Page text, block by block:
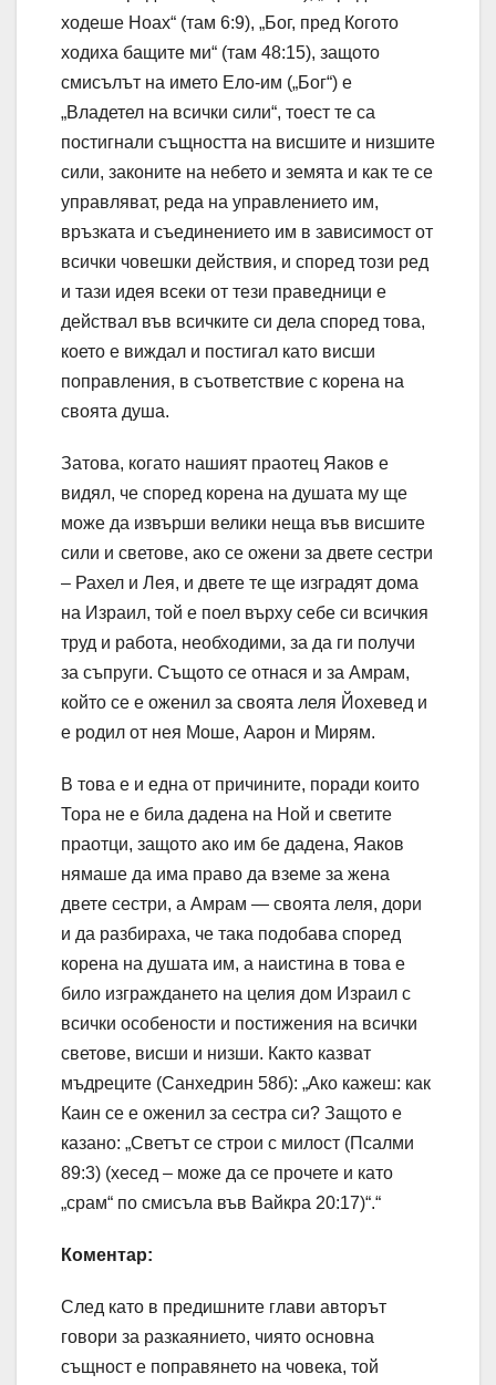
ходеше Ноах“ (там 6:9), „Бог, пред Когото
ходиха бащите ми“ (там 48:15), защото
смисълът на името Ело-им („Бог“) е
„Владетел на всички сили“, тоест те са
постигнали същността на висшите и низшите
сили, законите на небето и земята и как те се
управляват, реда на управлението им,
връзката и съединението им в зависимост от
всички човешки действия, и според този ред
и тази идея всеки от тези праведници е
действал във всичките си дела според това,
което е виждал и постигал като висши
поправления, в съответствие с корена на
своята душа.
Затова, когато нашият праотец Яаков е
видял, че според корена на душата му ще
може да извърши велики неща във висшите
сили и светове, ако се ожени за двете сестри
– Рахел и Лея, и двете те ще изградят дома
на Израил, той е поел върху себе си всичкия
труд и работа, необходими, за да ги получи
за съпруги. Същото се отнася и за Амрам,
който се е оженил за своята леля Йохевед и
е родил от нея Моше, Аарон и Мирям.
В това е и една от причините, поради които
Тора не е била дадена на Ной и светите
праотци, защото ако им бе дадена, Яаков
нямаше да има право да вземе за жена
двете сестри, а Амрам — своята леля, дори
и да разбираха, че така подобава според
корена на душата им, а наистина в това е
било изграждането на целия дом Израил с
всички особености и постижения на всички
светове, висши и низши. Както казват
мъдреците (Санхедрин 58б): „Ако кажеш: как
Каин се е оженил за сестра си? Защото е
казано: „Светът се строи с милост (Псалми
89:3) (хесед – може да се прочете и като
„срам“ по смисъла във Вайкра 20:17)“.“
Коментар:
След като в предишните глави авторът
говори за разкаянието, чиято основна
същност е поправянето на човека, той